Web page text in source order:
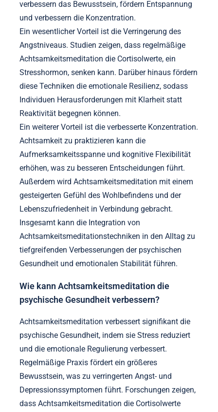
verbessern das Bewusstsein, fördern Entspannung
und verbessern die Konzentration.
Ein wesentlicher Vorteil ist die Verringerung des
Angstniveaus. Studien zeigen, dass regelmäßige
Achtsamkeitsmeditation die Cortisolwerte, ein
Stresshormon, senken kann. Darüber hinaus fördern
diese Techniken die emotionale Resilienz, sodass
Individuen Herausforderungen mit Klarheit statt
Reaktivität begegnen können.
Ein weiterer Vorteil ist die verbesserte Konzentration.
Achtsamkeit zu praktizieren kann die
Aufmerksamkeitsspanne und kognitive Flexibilität
erhöhen, was zu besseren Entscheidungen führt.
Außerdem wird Achtsamkeitsmeditation mit einem
gesteigerten Gefühl des Wohlbefindens und der
Lebenszufriedenheit in Verbindung gebracht.
Insgesamt kann die Integration von
Achtsamkeitsmeditationstechniken in den Alltag zu
tiefgreifenden Verbesserungen der psychischen
Gesundheit und emotionalen Stabilität führen.
Wie kann Achtsamkeitsmeditation die
psychische Gesundheit verbessern?
Achtsamkeitsmeditation verbessert signifikant die
psychische Gesundheit, indem sie Stress reduziert
und die emotionale Regulierung verbessert.
Regelmäßige Praxis fördert ein größeres
Bewusstsein, was zu verringerten Angst- und
Depressionssymptomen führt. Forschungen zeigen,
dass Achtsamkeitsmeditation die Cortisolwerte